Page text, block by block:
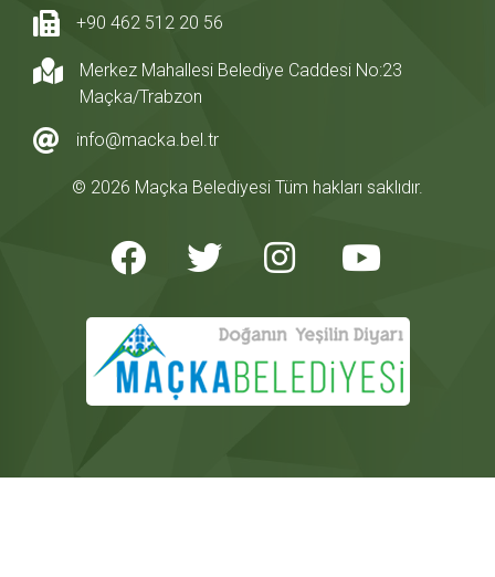
+90 462 512 20 56
Merkez Mahallesi Belediye Caddesi No:23
Maçka/Trabzon
info@macka.bel.tr
© 2026 Maçka Belediyesi Tüm hakları saklıdır.